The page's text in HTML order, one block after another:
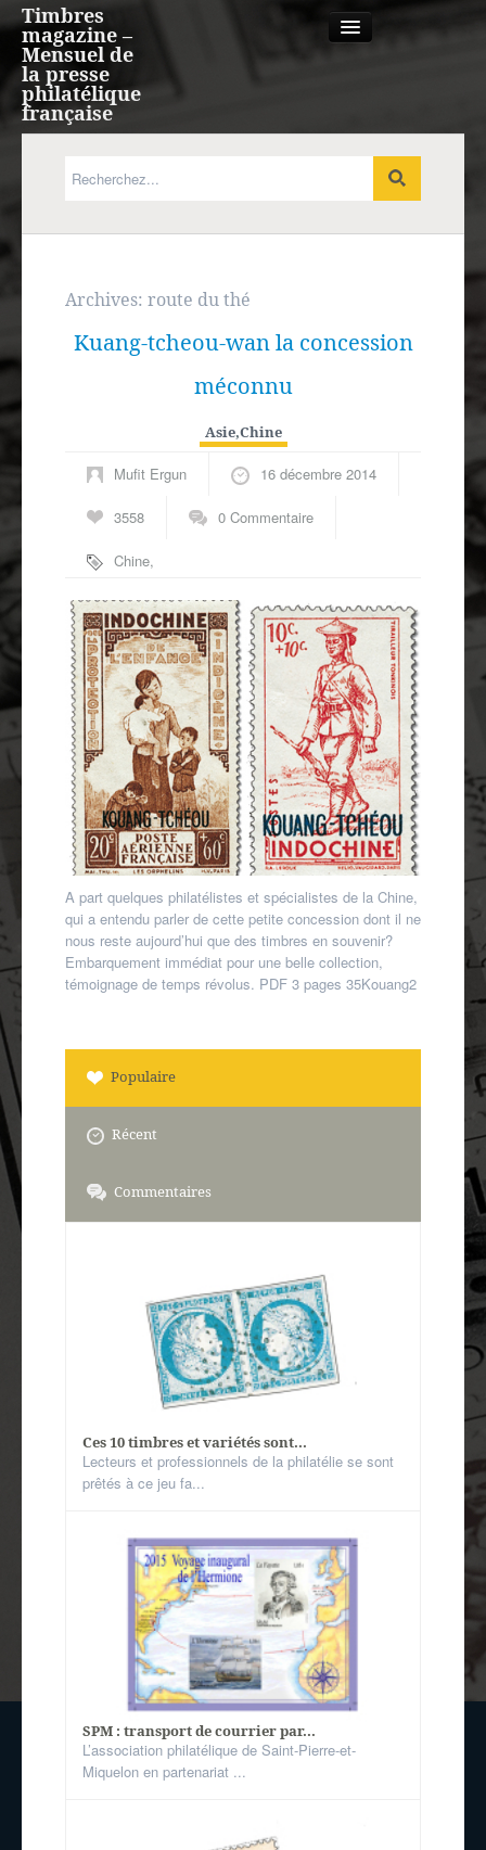
Timbres
magazine –
Mensuel de
la presse
philatélique
française
Expression française
Europe
Autres spécialités
Archives: route du thé
Kuang-tcheou-wan la concession
méconnu
Asie,Chine
Mufit Ergun 16 décembre 2014
3558 0 Commentaire
Chine,
route du thé
A part quelques philatélistes et spécialistes de la Chine,
qui a entendu parler de cette petite concession dont il ne
nous reste aujourd’hui que des timbres en souvenir?
Embarquement immédiat pour une belle collection,
témoignage de temps révolus. PDF 3 pages 35Kouang2
Populaire
Récent
Commentaires
Ces 10 timbres et variétés sont...
Lecteurs et professionnels de la philatélie se sont
prêtés à ce jeu fa...
SPM : transport de courrier par...
L’association philatélique de Saint-Pierre-et-
Miquelon en partenariat ...